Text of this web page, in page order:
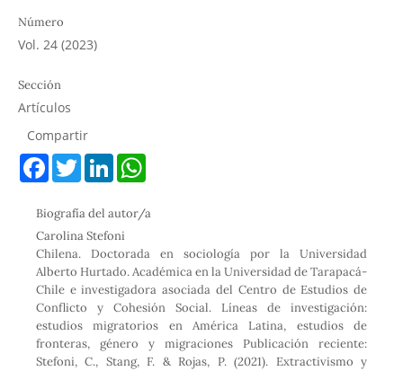
Número
Vol. 24 (2023)
Sección
Artículos
Compartir
F
b
o
o
k
T
w
t
e
L
e
d
I
n
W
s
p
Biografía del autor/a
Carolina Stefoni
Chilena. Doctorada en sociología por la Universidad
Alberto Hurtado. Académica en la Universidad de Tarapacá-
Chile e investigadora asociada del Centro de Estudios de
Conflicto y Cohesión Social. Líneas de investigación:
estudios migratorios en América Latina, estudios de
fronteras, género y migraciones Publicación reciente:
Stefoni, C., Stang, F. & Rojas, P. (2021). Extractivismo y